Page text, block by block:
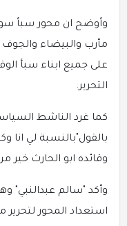
وأوضح ان محور سبأ
مأرب والبيضاء
على جميع ابناء سبأ
التحرير.
كما غرد الناشط
بالقول"بالنسبة لي انا
وقائده ابو الحارث خير
وأكد "سالم
استعداد المحور